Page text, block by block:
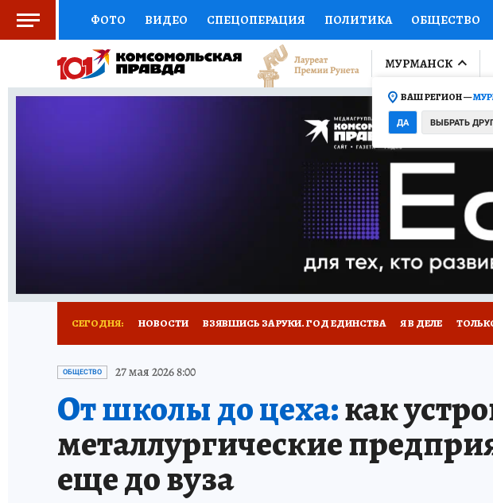
ФОТО ВИДЕО СПЕЦОПЕРАЦИЯ ПОЛИТИКА ОБЩЕСТВО
СОЦПОДДЕРЖКА НАУКА СПОРТ КОЛУМНИСТЫ
ВЫБОР ЭКСПЕРТОВ ДОКТОР ФИНАНСЫ ОТКРЫВАЕМ МИР
ПРОГНОЗЫ НА СПОРТ ПРОМОКОДЫ
ТЕЛЕВИЗОР КОЛЛЕКЦИИ
НОВОЕ НА САЙТЕ
МУРМАНСК
ВАШ РЕГИОН —
ДА ВЫБРАТЬ
СЕГОДНЯ: НОВОСТИ ВЗЯВШИСЬ ЗА РУКИ. ГОД ЕДИНСТВА Я В ДЕЛЕ
УКРАИНА: СВОДКА
ЗАПОВЕДНАЯ РОССИЯ ПРОИСШЕСТВИЯ АФИША ШКОЛА
ОБЩЕСТВО 27 мая 2026 8:00
От школы до цеха:как
металлургические
еще до вуза